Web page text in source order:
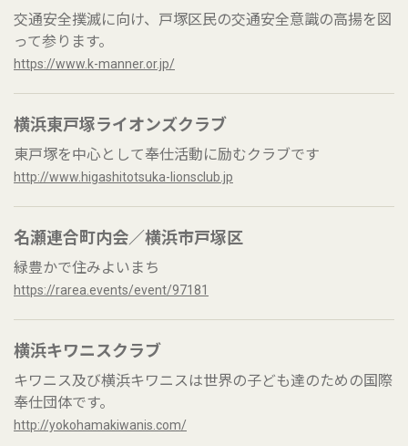
交通安全撲滅に向け、戸塚区民の交通安全意識の高揚を図
って参ります。
https://www.k-manner.or.jp/
横浜東戸塚ライオンズクラブ
東戸塚を中心として奉仕活動に励むクラブです
http://www.higashitotsuka-lionsclub.jp
名瀬連合町内会／横浜市戸塚区
緑豊かで住みよいまち
https://rarea.events/event/97181
横浜キワニスクラブ
キワニス及び横浜キワニスは世界の子ども達のための国際
奉仕団体です。
http://yokohamakiwanis.com/